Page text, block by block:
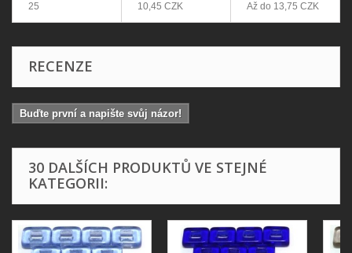
25 10,45 CZK Až do 13,75 CZK
RECENZE
Buďte první a napište svůj názor!
30 DALŠÍCH PRODUKTŮ VE STEJNÉ
KATEGORII: